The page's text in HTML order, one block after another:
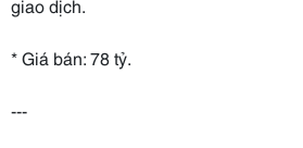
* Giá bán: 78 tỷ.
---